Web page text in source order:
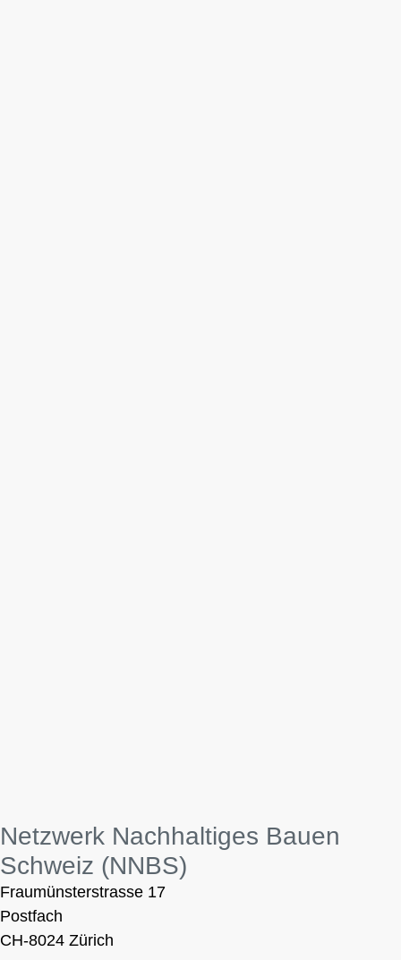
Netzwerk Nachhaltiges Bauen
Schweiz (NNBS)
Fraumünsterstrasse 17
Postfach
CH-8024 Zürich